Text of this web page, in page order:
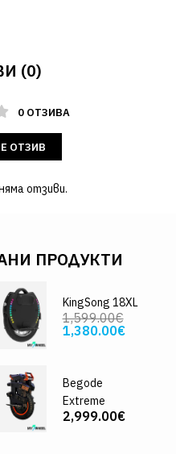
(0)
0 ОТЗИВА
ОТЗИВ
отзиви.
ПРОДУКТИ
KingSong 18XL
1,599.00€
1,380.00€
Begode
Extreme
2,999.00€